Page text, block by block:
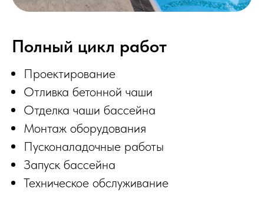
Полный цикл работ
Проектирование
Отливка бетонной чаши
Отделка чаши бассейна
Монтаж оборудования
Пусконаладочные работы
Запуск бассейна
Техническое обслуживание